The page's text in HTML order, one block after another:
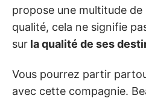
propose une multitude
qualité, cela ne signifie
sur la qualité de ses
Vous pourrez partir
avec cette compagnie.